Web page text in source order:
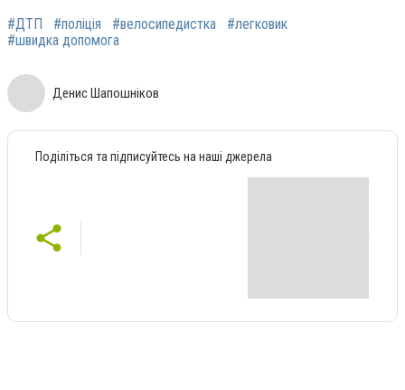
#ДТП #поліція #велосипедистка
#легковик
#швидка допомога
Денис Шапошніков
Поділіться та підписуйтесь на наші джерела